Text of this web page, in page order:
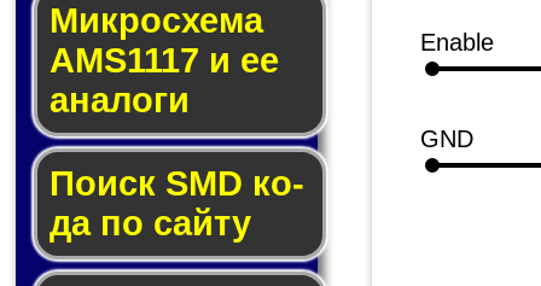
Микросхема
AMS1117 и ее
ана­ло­ги
Поиск SMD ко­
да по сай­ту
GND
Enable